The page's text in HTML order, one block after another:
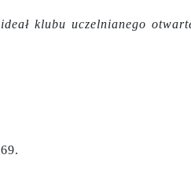
klubu uczelnianego